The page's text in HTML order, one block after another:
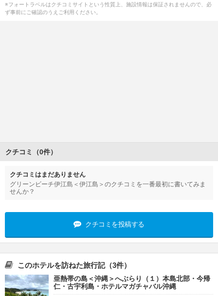
※フォートラベルはクチコミサイトという性質上、施設情報は保証されませんので、必
ず事前にご確認のうえご利用ください。
クチコミ（0件）
クチコミはまだありません
グリーンビーチ伊江島＜伊江島＞のクチコミを一番最初に書いてみま
せんか？
クチコミを投稿する
このホテルを訪ねた旅行記（3件）
亜熱帯の島＜沖縄＞へぶらり（１）本島北部・今帰
仁・古宇利島・ホテルマガチャバル沖縄